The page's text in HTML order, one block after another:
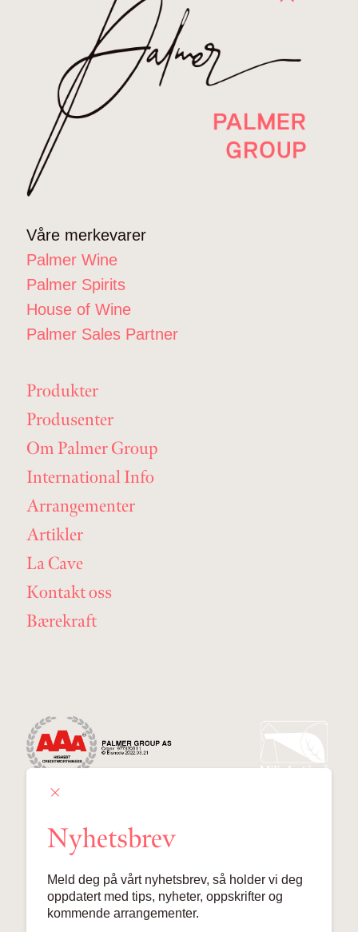
Våre merkevarer
Palmer Wine
Palmer Spirits
House of Wine
Palmer Sales Partner
Produkter
Produsenter
Om Palmer Group
International Info
Arrangementer
Artikler
La Cave
Kontakt oss
Bærekraft
Lille Grensen 7, 0159 Oslo
Nyhetsbrev
Meld deg på vårt nyhetsbrev, så holder vi deg
oppdatert med tips, nyheter, oppskrifter og
kommende arrangementer.